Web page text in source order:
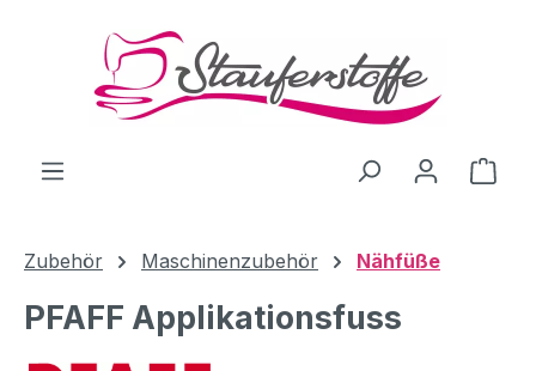
Zum Hauptinhalt springen
Zubehör Maschinenzubehör Nähfüße
PFAFF Applikationsfuss